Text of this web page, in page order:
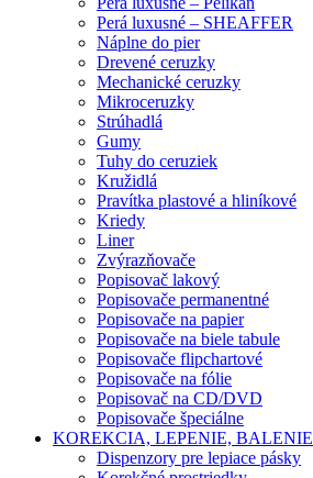
Perá luxusné – SHEAFFER
Náplne do pier
Drevené ceruzky
Mechanické ceruzky
Mikroceruzky
Strúhadlá
Gumy
Tuhy do ceruziek
Kružidlá
Pravítka plastové a hliníkové
Kriedy
Liner
Zvýrazňovače
Popisovač lakový
Popisovače permanentné
Popisovače na papier
Popisovače na biele tabule
Popisovače flipchartové
Popisovače na fólie
Popisovač na CD/DVD
Popisovače špeciálne
KOREKCIA, LEPENIE, BALENIE
Dispenzory pre lepiace pásky